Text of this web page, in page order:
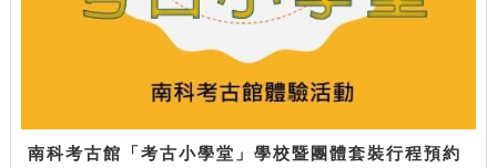
南科考古館「考古小學堂」學校暨團體套裝行程預約